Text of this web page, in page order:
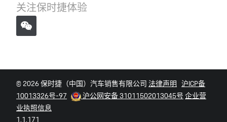
关注保时捷体验
© 2026 保时捷（中国）汽车销售有限公司 法律声明 沪ICP备
10013326号-97
沪公网安备 31011502013045号企业营
业执照信息